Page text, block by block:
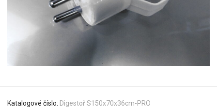
Katalogové číslo: Digestoř S150x70x36cm-PRO